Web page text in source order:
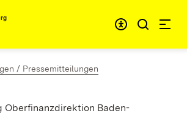
/ Pressemitteilungen
Oberfinanzdirektion Baden-